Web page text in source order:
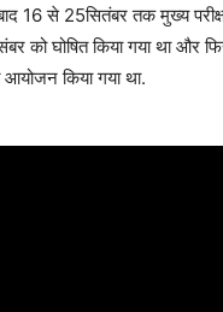
16 से 25सितंबर तक मुख्य
को घोषित किया गया था और
आयोजन किया गया था.